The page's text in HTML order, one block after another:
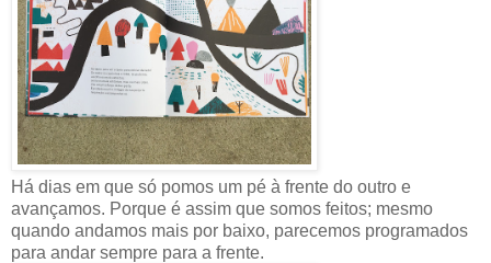
Há dias em que só pomos um pé à frente do outro e
avançamos. Porque é assim que somos feitos; mesmo
quando andamos mais por baixo, parecemos programados
para andar sempre para a frente.